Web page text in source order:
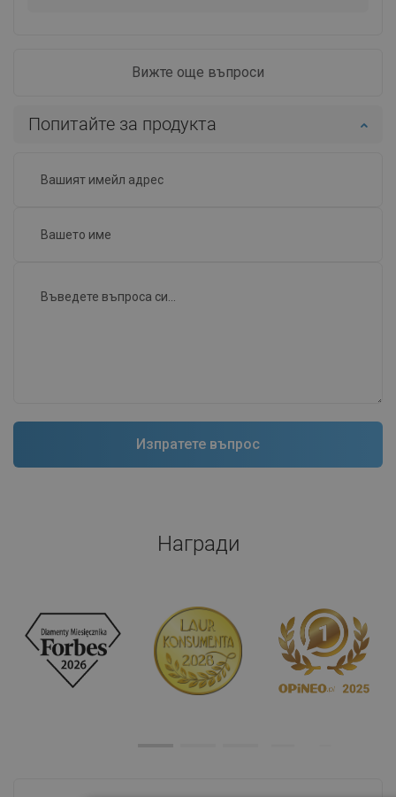
Вижте още въпроси
Попитайте за продукта
Награди